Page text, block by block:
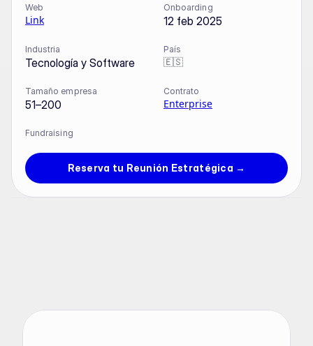
Web
Link
Onboarding
12 feb 2025
Industria
Tecnología y Software
País
🇪🇸
Tamaño empresa
51–200
Contrato
Enterprise
Fundraising
Reserva tu Reunión Estratégica →